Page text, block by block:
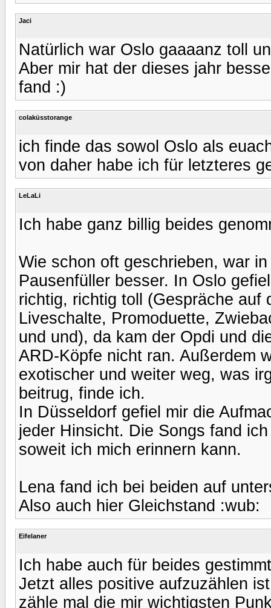
Jaci
Natürlich war Oslo gaaaanz toll
Aber mir hat der dieses jahr
fand :)
colaküsstorange
ich finde das sowol Oslo als
von daher habe ich für letzteres
LeLaLi
Ich habe ganz billig beides
Wie schon oft geschrieben, war
Pausenfüller besser. In Oslo
richtig, richtig toll (Gespräche auf
Liveschalte, Promoduette,
und und), da kam der Opdi und
ARD-Köpfe nicht ran. Außerdem
exotischer und weiter weg, was
beitrug, finde ich.
In Düsseldorf gefiel mir die
jeder Hinsicht. Die Songs fand
soweit ich mich erinnern kann.
Lena fand ich bei beiden auf
Also auch hier Gleichstand :wub:
Eifelaner
Ich habe auch für beides
Jetzt alles positive aufzuzählen
zähle mal die mir wichtigsten